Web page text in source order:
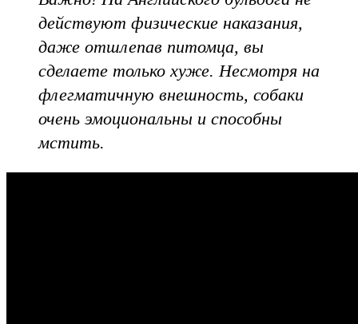
действуют физические наказания,
даже отшлепав питомца, вы
сделаете только хуже. Несмотря на
флегматичную внешность, собаки
очень эмоциональны и способны
мстить.